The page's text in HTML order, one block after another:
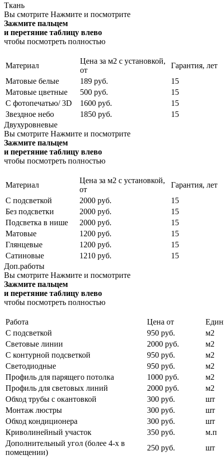
Ткань
Вы смотрите Нажмите и посмотрите
Зажмите пальцем
и перетяние таблицу влево
чтобы посмотреть полностью
Материал
Цена за м2 с установкой,
от
Гарантия, лет
Матовые белые
189 руб.
15
Матовые цветные
500 руб.
15
С фотопечатью/ 3D
1600 руб.
15
Звездное небо
1850 руб.
15
Двухуровневые
Вы смотрите Нажмите и посмотрите
Зажмите пальцем
и перетяние таблицу влево
чтобы посмотреть полностью
Материал
Цена за м2 с установкой,
от
Гарантия, лет
С подсветкой
2000 руб.
15
Без подсветки
2000 руб.
15
Подсветка в нише
2000 руб.
15
Матовые
1200 руб.
15
Глянцевые
1200 руб.
15
Сатиновые
1210 руб.
15
Доп.работы
Вы смотрите Нажмите и посмотрите
Зажмите пальцем
и перетяние таблицу влево
чтобы посмотреть полностью
Работа Цена от
С подсветкой
950 руб.
м2
Световые линии
2000 руб.
м2
С контурной подсветкой
950 руб.
м2
Светодиодные
950 руб.
м2
Профиль для парящего потолка
1000 руб.
м2
Профиль для световых линий
2000 руб.
м2
Обход трубы с окантовкой
300 руб.
шт
Монтаж люстры
300 руб.
шт
Обход кондиционера
300 руб.
шт
Криволинейный участок
350 руб.
м.п
Дополнительный угол (более 4-х в
помещении)
250 руб.
шт